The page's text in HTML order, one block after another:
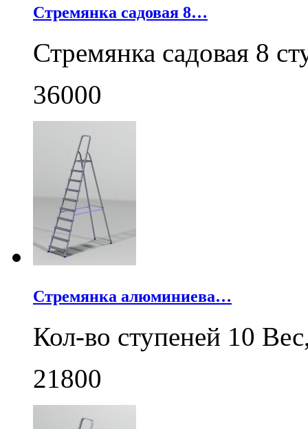
Стремянка садовая 8…
Стремянка садовая 8
36000
Стремянка алюминиева…
Кол-во ступеней 10
21800